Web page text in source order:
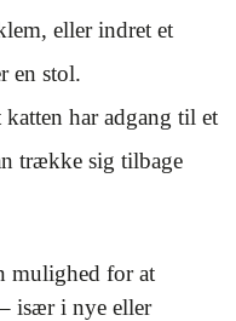
eller indret et
en stol.
katten har adgang til et
trække sig tilbage
mulighed for at
især i nye eller